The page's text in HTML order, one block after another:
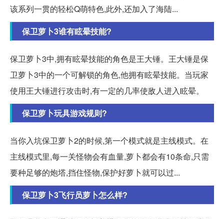
该系列一贯的轻松Q萌特色,此外,还加入了海陆...
保卫萝卜3谁有眩晕技能?
保卫萝卜3中,拥有眩晕技能的角色是王大锤。王大锤是保
卫萝卜3中的一个可解锁的角色,他拥有眩晕技能。当玩家
使用王大锤进行攻击时,有一定的几率使敌人进入眩晕。
保卫萝卜玩具游戏规则?
当你入坑保卫萝卜2的时候,第一个模式就是主线模式。在
主线模式里,每一关怪物会有血量,萝卜都会有10条命,只需
要种足够的炮塔,挡住怪物,保护好萝卜就可以过...
保卫萝卜3飞行员萝卜怎么样?